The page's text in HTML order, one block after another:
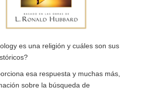
es una religión y cuáles son sus
esa respuesta y muchas más,
sobre la búsqueda de